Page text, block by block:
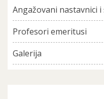
Angažovani nastavnici i
Profesori emeritusi
Galerija